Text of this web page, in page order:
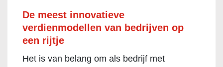
De meest innovatieve
verdienmodellen van bedrijven op
een rijtje
Het is van belang om als bedrijf met